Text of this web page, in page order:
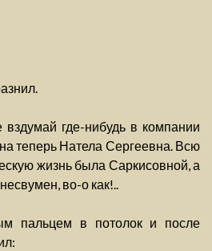
где-нибудь в компании
теперь Натела Сергеевна. Всю
жизнь была Саркисовной, а
во-о как!..
пальцем в потолок и после